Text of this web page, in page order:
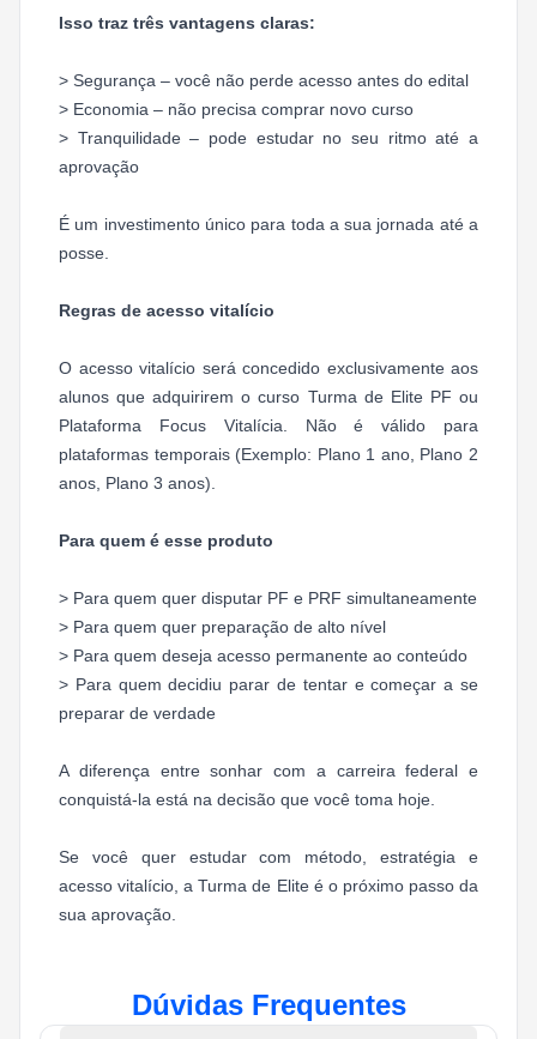
Isso traz três vantagens claras:
> Segurança – você não perde acesso antes do edital
> Economia – não precisa comprar novo curso
> Tranquilidade – pode estudar no seu ritmo até a
aprovação
É um investimento único para toda a sua jornada até a
posse.
Regras de acesso vitalício
O acesso vitalício será concedido exclusivamente aos
alunos que adquirirem o curso Turma de Elite PF ou
Plataforma Focus Vitalícia. Não é válido para
plataformas temporais (Exemplo: Plano 1 ano, Plano 2
anos, Plano 3 anos).
Para quem é esse produto
> Para quem quer disputar PF e PRF simultaneamente
> Para quem quer preparação de alto nível
> Para quem deseja acesso permanente ao conteúdo
> Para quem decidiu parar de tentar e começar a se
preparar de verdade
A diferença entre sonhar com a carreira federal e
conquistá-la está na decisão que você toma hoje.
Se você quer estudar com método, estratégia e
acesso vitalício, a Turma de Elite é o próximo passo da
sua aprovação.
Dúvidas Frequentes